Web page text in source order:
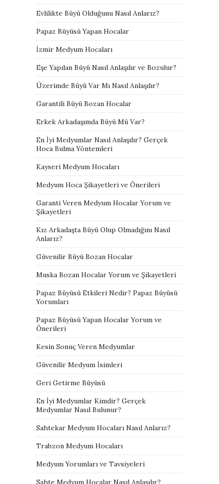
Evlilikte Büyü Olduğunu Nasıl Anlarız?
Papaz Büyüsü Yapan Hocalar
İzmir Medyum Hocaları
Eşe Yapılan Büyü Nasıl Anlaşılır ve Bozulur?
Üzerimde Büyü Var Mı Nasıl Anlaşılır?
Garantili Büyü Bozan Hocalar
Erkek Arkadaşımda Büyü Mü Var?
En İyi Medyumlar Nasıl Anlaşılır? Gerçek
Hoca Bulma Yöntemleri
Kayseri Medyum Hocaları
Medyum Hoca Şikayetleri ve Önerileri
Garanti Veren Medyum Hocalar Yorum ve
Şikayetleri
Kız Arkadaşta Büyü Olup Olmadığını Nasıl
Anlarız?
Güvenilir Büyü Bozan Hocalar
Muska Bozan Hocalar Yorum ve Şikayetleri
Papaz Büyüsü Etkileri Nedir? Papaz Büyüsü
Yorumları
Papaz Büyüsü Yapan Hocalar Yorum ve
Önerileri
Kesin Sonuç Veren Medyumlar
Güvenilir Medyum İsimleri
Geri Getirme Büyüsü
En İyi Medyumlar Kimdir? Gerçek
Medyumlar Nasıl Bulunur?
Sahtekar Medyum Hocaları Nasıl Anlarız?
Trabzon Medyum Hocaları
Medyum Yorumları ve Tavsiyeleri
Sahte Medyum Hocalar Nasıl Anlaşılır?